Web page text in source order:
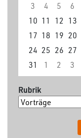
3
4 5 6
10 11 12 13
17 18 19 20
24 25 26 27
31
1 2 3
Rubrik